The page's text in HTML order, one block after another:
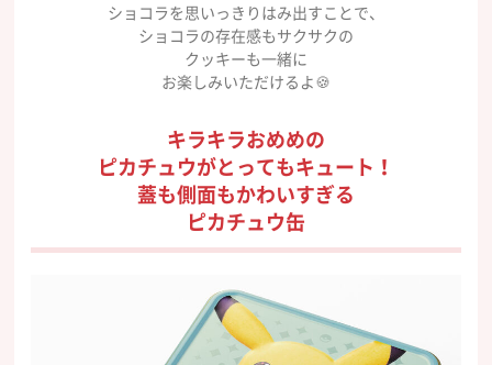
ショコラを思いっきりはみ出すことで、
ショコラの存在感もサクサクの
クッキーも一緒に
お楽しみいただけるよ🍪
キラキラおめめの
ピカチュウがとってもキュート！
蓋も側面もかわいすぎる
ピカチュウ缶